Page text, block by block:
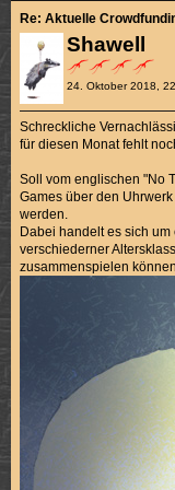
Shawell
24. Oktober 2018,
Re: Aktuelle
Schreckliche
für diesen Monat fehlt
Soll vom englischen "No
Games über den
werden.
Dabei handelt es sich
verschiederner
zusammenspielen können.